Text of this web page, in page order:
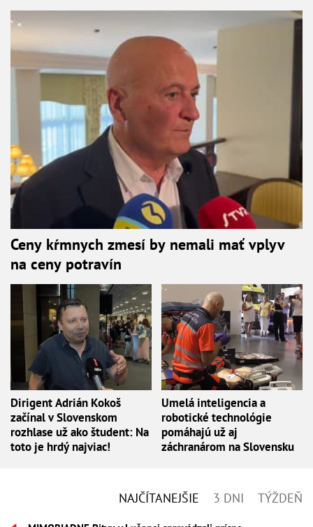
Ceny kŕmnych zmesí by nemali mať vplyv
na ceny potravín
Dirigent Adrián Kokoš
začínal v Slovenskom
rozhlase už ako študent: Na
toto je hrdý najviac!
Umelá inteligencia a
robotické technológie
pomáhajú už aj
záchranárom na Slovensku
NAJČÍTANEJŠIE 3 DNI TÝŽDEŇ